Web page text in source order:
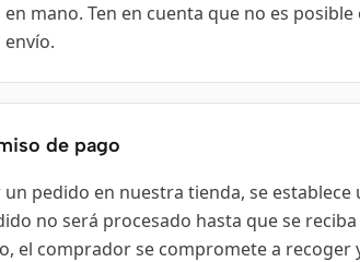
mano. Ten en cuenta que no es
de pago
un pedido en nuestra tienda, se
no será procesado hasta que se
el comprador se compromete a